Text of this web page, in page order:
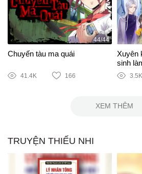
44/44
Chuyến tàu ma quái
41.4K 166
Xuyên
sinh
3.5K
XEM THÊM
TRUYỆN THIẾU NHI